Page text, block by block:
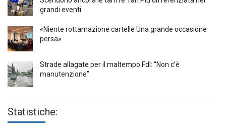
grandi eventi
«Niente rottamazione cartelle Una grande occasione
persa»
Strade allagate per il maltempo FdI: “Non c’è
manutenzione”
Statistiche: